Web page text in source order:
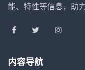
能、特性等信息，助
内容导航